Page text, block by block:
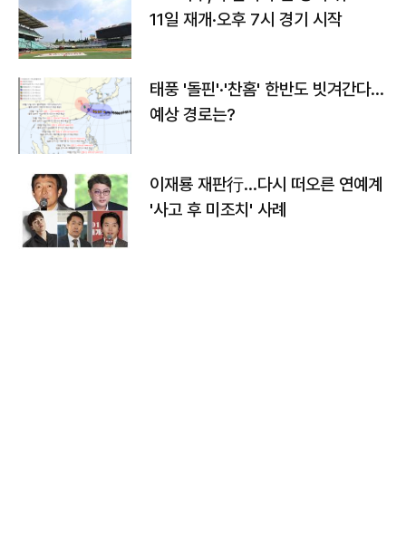
11일 재개·오후 7시 경기 시작
태풍 '돌핀'·'찬홈' 한반도 빗겨간다…
예상 경로는?
이재룡 재판行…다시 떠오른 연예계
'사고 후 미조치' 사례